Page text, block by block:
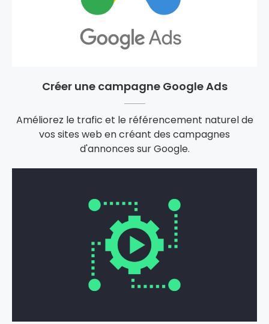
Créer une campagne Google Ads
Améliorez le trafic et le référencement naturel de
vos sites web en créant des campagnes
d'annonces sur Google.